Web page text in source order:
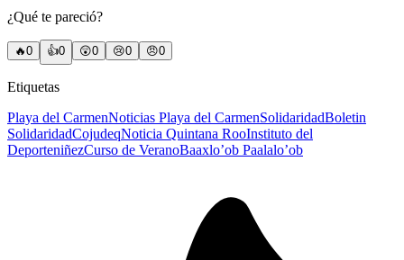
¿Qué te pareció?
🔥0 👍0 😲0 😢0 😠0
Etiquetas
Playa del CarmenNoticias Playa del CarmenSolidaridadBoletin
SolidaridadCojudeqNoticia Quintana RooInstituto del
DeporteniñezCurso de VeranoBaaxlo’ob Paalalo’ob